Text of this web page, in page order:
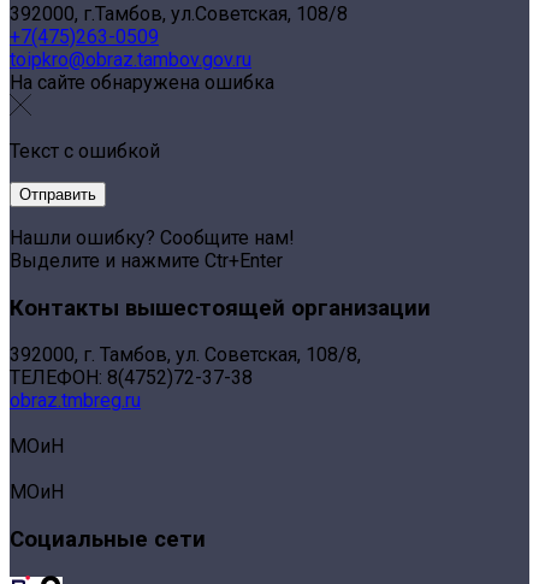
392000, г.Тамбов, ул.Советская, 108/8
+7(475)263-0509
toipkro@obraz.tambov.gov.ru
На сайте обнаружена ошибка
Текст с ошибкой
Нашли ошибку? Сообщите нам!
Выделите и нажмите Ctr+Enter
Контакты вышестоящей организации
392000, г. Тамбов, ул. Советская, 108/8,
ТЕЛЕФОН: 8(4752)72-37-38
obraz.tmbreg.ru
МОиН
МОиН
Социальные сети